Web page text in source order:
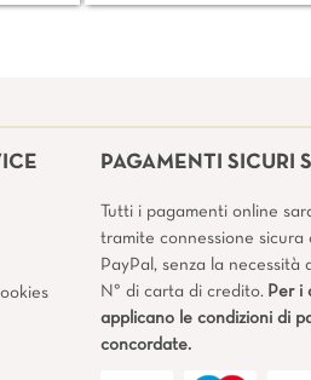
PAGAMENTI SICURI
Tutti i pagamenti online
tramite connessione sicura
PayPal, senza la necessità
N° di carta di credito. Per i
applicano le condizioni di
concordate.